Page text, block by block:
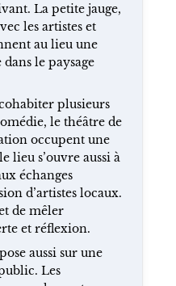
La petite jauge,
les artistes et
au lieu une
le paysage
plusieurs
le théâtre de
occupent une
lieu s’ouvre aussi à
échanges
d’artistes locaux.
de mêler
et réflexion.
aussi sur une
Les